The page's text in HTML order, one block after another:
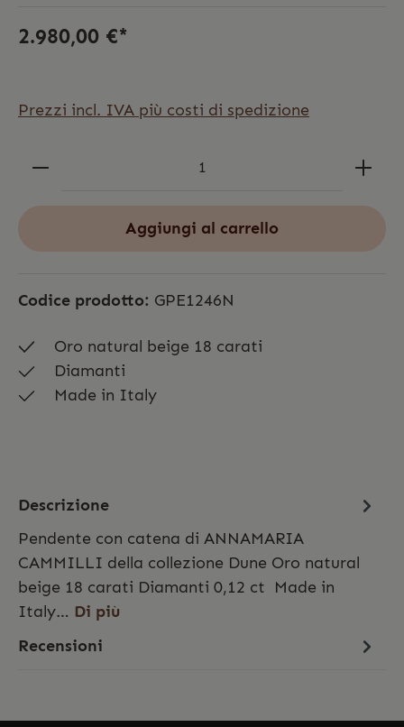
2.980,00 €*
Prezzi incl. IVA più costi di spedizione
Aggiungi al carrello
Codice prodotto: GPE1246N
Oro natural beige 18 carati
Diamanti
Made in Italy
Descrizione
Pendente con catena di ANNAMARIA
CAMMILLI della collezione Dune Oro natural
beige 18 carati Diamanti 0,12 ct Made in
Italy… Di più
Recensioni